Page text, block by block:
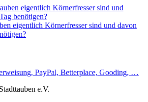
eigentlich Körnerfresser sind und davon
PayPal, Betterplace, Gooding, …
e.V.